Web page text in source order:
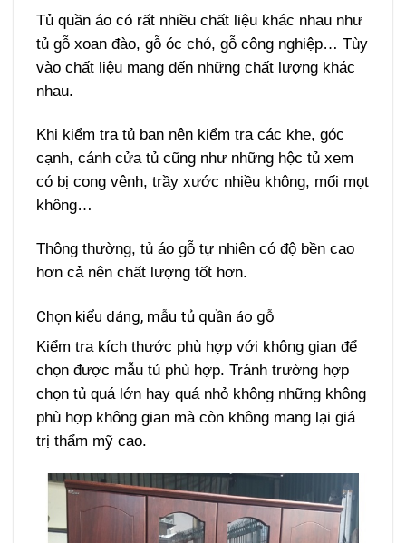
Tủ quần áo có rất nhiều chất liệu khác nhau như
tủ gỗ xoan đào, gỗ óc chó, gỗ công nghiệp… Tùy
vào chất liệu mang đến những chất lượng khác
nhau.
Khi kiểm tra tủ bạn nên kiểm tra các khe, góc
cạnh, cánh cửa tủ cũng như những hộc tủ xem
có bị cong vênh, trầy xước nhiều không, mối mọt
không…
Thông thường, tủ áo gỗ tự nhiên có độ bền cao
hơn cả nên chất lượng tốt hơn.
Chọn kiểu dáng, mẫu tủ quần áo gỗ
Kiểm tra kích thước phù hợp với không gian để
chọn được mẫu tủ phù hợp. Tránh trường hợp
chọn tủ quá lớn hay quá nhỏ không những không
phù hợp không gian mà còn không mang lại giá
trị thẩm mỹ cao.